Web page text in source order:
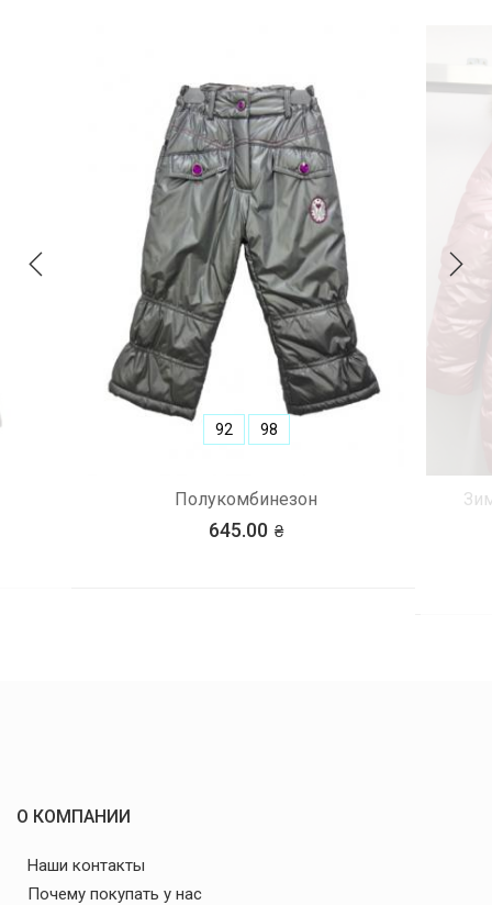
Полукомбинезон
645.00
92 98
О КОМПАНИИ
Наши контакты
Почему покупать у нас